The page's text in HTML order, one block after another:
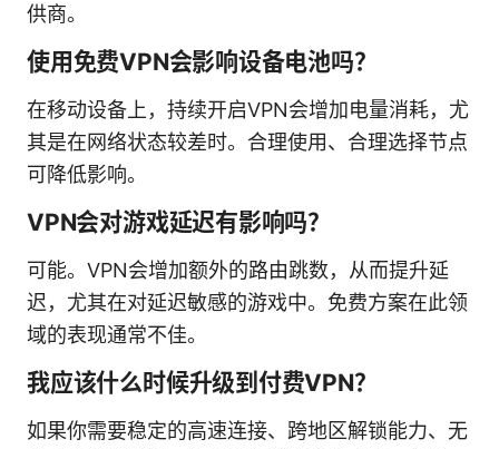
供商。
使用免费VPN会影响设备电池吗？
在移动设备上，持续开启VPN会增加电量消耗，尤
其是在网络状态较差时。合理使用、合理选择节点
可降低影响。
VPN会对游戏延迟有影响吗？
可能。VPN会增加额外的路由跳数，从而提升延
迟，尤其在对延迟敏感的游戏中。免费方案在此领
域的表现通常不佳。
我应该什么时候升级到付费VPN？
如果你需要稳定的高速连接、跨地区解锁能力、无